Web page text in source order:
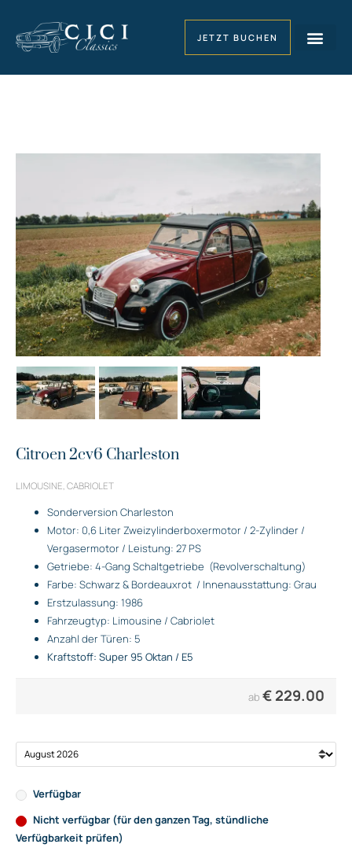
JETZT BUCHEN
Citroen 2cv6 Charleston
LIMOUSINE, CABRIOLET
Sonderversion Charleston
Motor: 0,6 Liter Zweizylinderboxermotor / 2-Zylinder /
Vergasermotor / Leistung: 27 PS
Getriebe: 4-Gang Schaltgetriebe (Revolverschaltung)
Farbe: Schwarz & Bordeauxrot / Innenausstattung: Grau
Erstzulassung: 1986
Fahrzeugtyp: Limousine / Cabriolet
Anzahl der Türen: 5
Kraftstoff: Super 95 Oktan / E5
ab € 229.00
Verfügbar
Nicht verfügbar (für den ganzen Tag, stündliche
Verfügbarkeit prüfen)